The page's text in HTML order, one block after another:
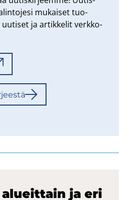
mu­kai­set tuo­
ja ar­tik­ke­lit verk­ko­
ja eri